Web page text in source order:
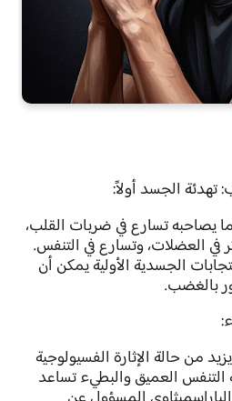
يصاحبه تسارع في ضربات القلب،
في العضلات، وتسارع في التنفس.
الجسدية الأولية يمكن أن
بالغضب.
من حالة الإثارة الفسيولوجية
العميق والبطيء تساعد